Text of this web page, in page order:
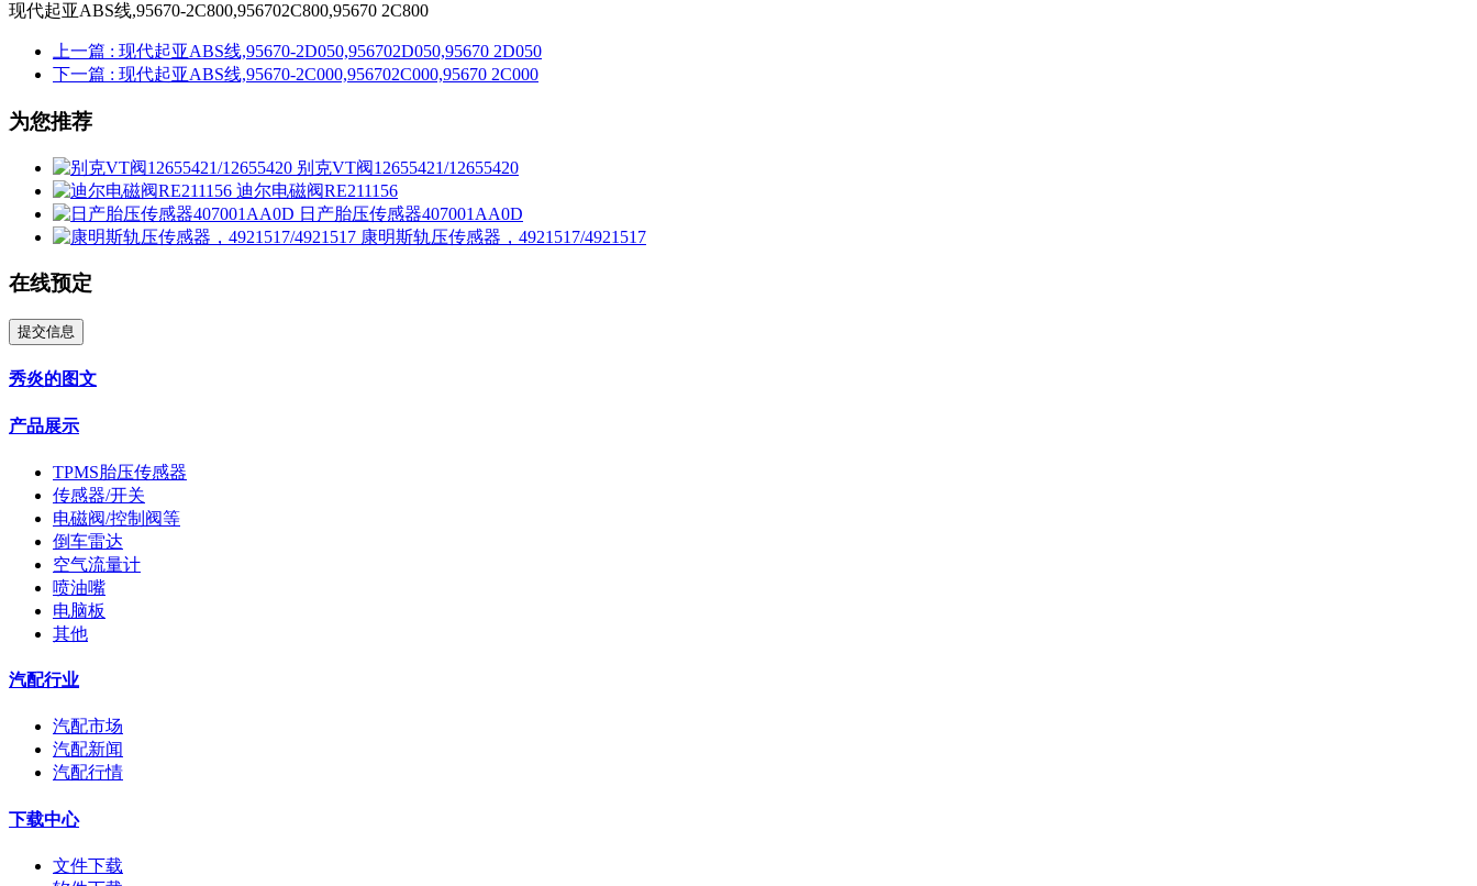
现代起亚ABS线,95670-2C800,956702C800,95670 2C800
上一篇 : 现代起亚ABS线,95670-2D050,956702D050,95670 2D050
下一篇 : 现代起亚ABS线,95670-2C000,956702C000,95670 2C000
为您推荐
别克VT阀12655421/12655420
迪尔电磁阀RE211156
日产胎压传感器407001AA0D
康明斯轨压传感器，4921517/4921517
在线预定
提交信息
秀炎的图文
产品展示
TPMS胎压传感器
传感器/开关
电磁阀/控制阀等
倒车雷达
空气流量计
喷油嘴
电脑板
其他
汽配行业
汽配市场
汽配新闻
汽配行情
下载中心
文件下载